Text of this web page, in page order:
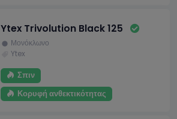
Ytex Trivolution Black 125
Μονόκλωνο
Ytex
Σπιν
Κορυφή ανθεκτικότητας